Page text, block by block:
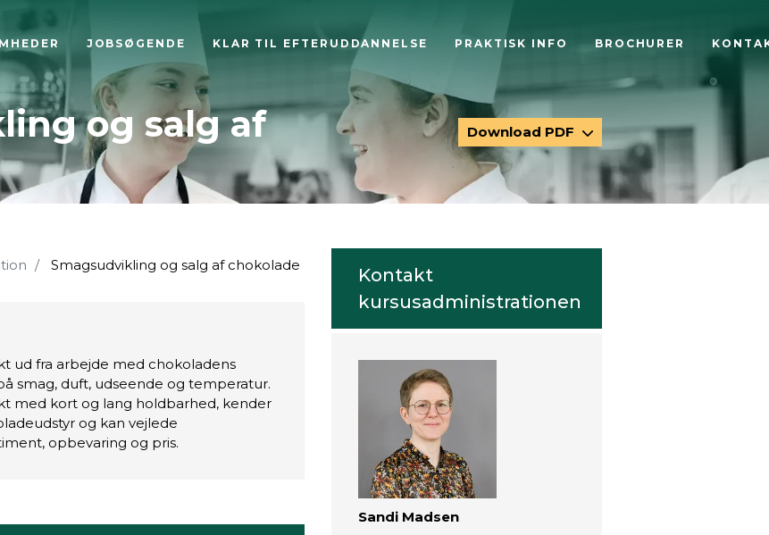
JOBSØGENDE KLAR TIL EFTERUDDANNELSE PRAKTISK INFO BROCHURER
og salg af
Download PDF
Smagsudvikling og salg af chokolade
ud fra arbejde med chokoladens
smag, duft, udseende og temperatur.
med kort og lang holdbarhed, kender
og kan vejlede
opbevaring og pris.
Kontakt
kursusadministrationen
Sandi Madsen